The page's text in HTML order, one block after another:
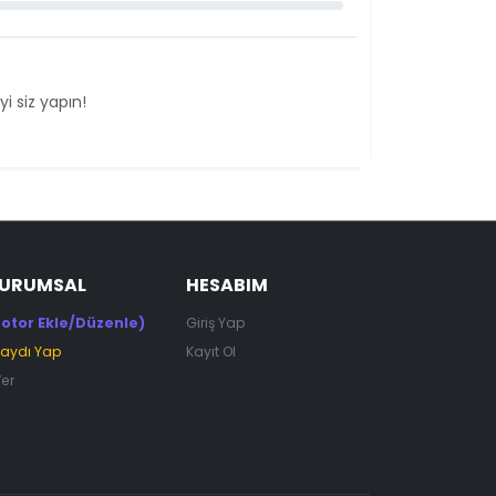
siz yapın!
Ekle/Düzenle)
Yap
HESABIM
Giriş Yap
Kayıt Ol